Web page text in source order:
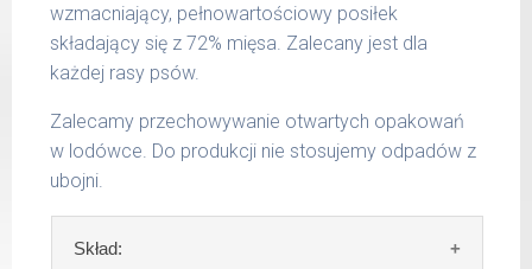
15 -
25 kg
26 -
35 kg
800 g
Podane liczby są wartościami orientacyjnymi.
aktywności, warunków hodowli oraz innych
wzmacniający, pełnowartościowy posiłek
składający się z 72% mięsa. Zalecany jest dla
każdej rasy psów.
Zalecamy przechowywanie otwartych opakowań
w lodówce. Do produkcji nie stosujemy odpadów z
ubojni.
Skład: